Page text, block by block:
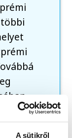
A sütikről
részt